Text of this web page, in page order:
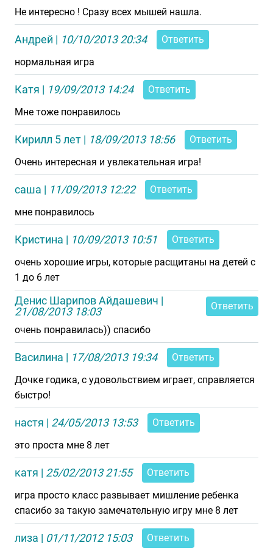
Не интересно ! Сразу всех мышей нашла.
Андрей | 10/10/2013 20:34
Ответить
нормальная игра
Катя | 19/09/2013 14:24
Ответить
Мне тоже понравилось
Кирилл 5 лет | 18/09/2013 18:56
Ответить
Очень интересная и увлекательная игра!
саша | 11/09/2013 12:22
Ответить
мне понравилось
Кристина | 10/09/2013 10:51
Ответить
очень хорошие игры, которые расщитаны на детей с
1 до 6 лет
Денис Шарипов Айдашевич |
21/08/2013 18:03
Ответить
очень понравилась)) спасибо
Василина | 17/08/2013 19:34
Ответить
Дочке годика, с удовольствием играет, справляется
быстро!
настя | 24/05/2013 13:53
Ответить
это проста мне 8 лет
катя | 25/02/2013 21:55
Ответить
игра просто класс развывает мишление ребенка
спасибо за такую замечательную игру мне 8 лет
лиза | 01/11/2012 15:03
Ответить